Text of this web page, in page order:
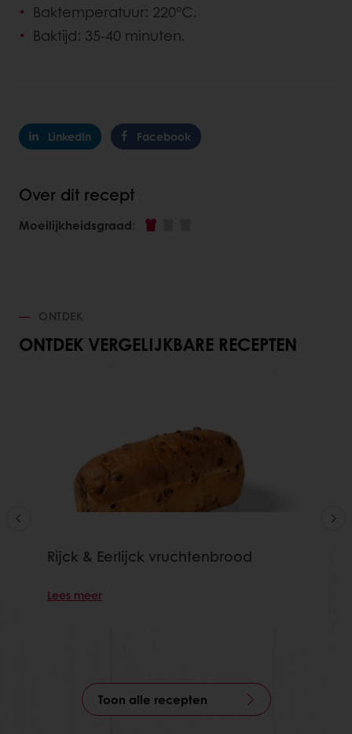
Baktemperatuur: 220°C.
Baktijd: 35-40 minuten.
LinkedIn Facebook
Over dit recept
Moeilijkheidsgraad:
ONTDEK
ONTDEK VERGELIJKBARE RECEPTEN
Rijck & Eerlijck vruchtenbrood
Lees meer
Toon alle recepten